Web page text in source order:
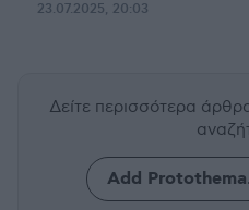
23.07.2025, 20:03
Δείτε περισσότερα
Add